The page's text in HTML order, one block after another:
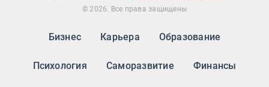
© 2026. Все права защищены
Бизнес Карьера Образование
Психология Саморазвитие Финансы